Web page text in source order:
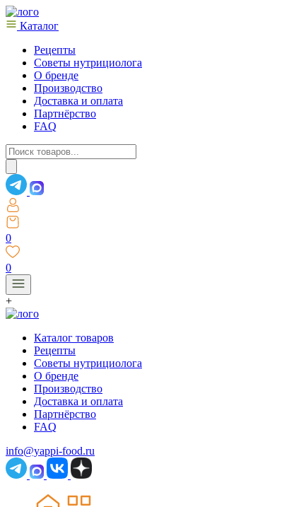
Каталог
Рецепты
Советы нутрициолога
О бренде
Производство
Доставка и оплата
Партнёрство
FAQ
Поиск
товаров
0
0
+
Каталог товаров
Рецепты
Советы нутрициолога
О бренде
Производство
Доставка и оплата
Партнёрство
FAQ
info@yappi-food.ru